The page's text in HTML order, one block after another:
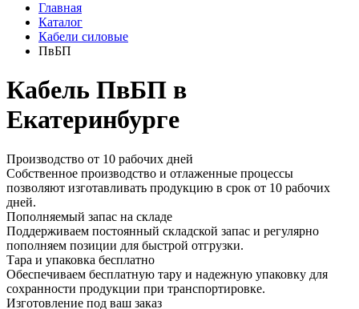
Главная
Каталог
Кабели силовые
ПвБП
Кабель ПвБП в
Екатеринбурге
Производство от 10 рабочих дней
Собственное производство и отлаженные процессы
позволяют изготавливать продукцию в срок от 10 рабочих
дней.
Пополняемый запас на складе
Поддерживаем постоянный складской запас и регулярно
пополняем позиции для быстрой отгрузки.
Тара и упаковка бесплатно
Обеспечиваем бесплатную тару и надежную упаковку для
сохранности продукции при транспортировке.
Изготовление под ваш заказ